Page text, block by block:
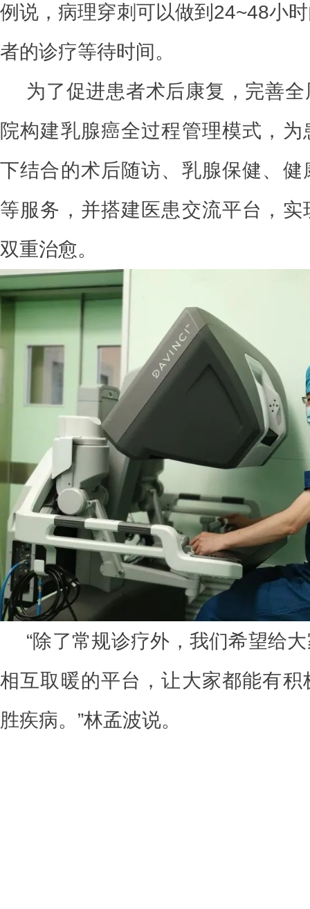
例说，病理穿刺可以做到24~48小
者的诊疗等待时间。
为了促进患者术后康复，完善
院构建乳腺癌全过程管理模式，
下结合的术后随访、乳腺保健、
等服务，并搭建医患交流平台，
双重治愈。
“除了常规诊疗外，我们希望给
相互取暖的平台，让大家都能有
胜疾病。”林孟波说。